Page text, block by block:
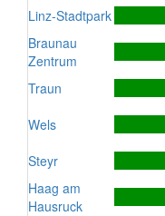
Linz-Stadtpark
Braunau
Zentrum
Traun
Wels
Steyr
Haag am
Hausruck